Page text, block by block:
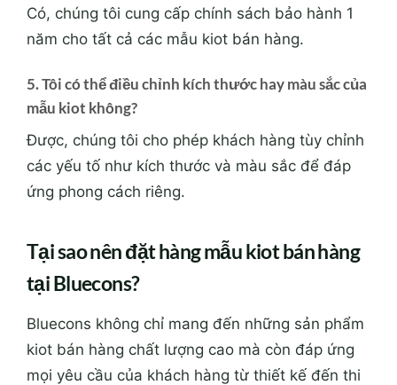
Có, chúng tôi cung cấp chính sách bảo hành 1
năm cho tất cả các mẫu kiot bán hàng.
5. Tôi có thể điều chỉnh kích thước hay màu sắc của
mẫu kiot không?
Được, chúng tôi cho phép khách hàng tùy chỉnh
các yếu tố như kích thước và màu sắc để đáp
ứng phong cách riêng.
Tại sao nên đặt hàng mẫu kiot bán hàng
tại Bluecons?
Bluecons không chỉ mang đến những sản phẩm
kiot bán hàng chất lượng cao mà còn đáp ứng
mọi yêu cầu của khách hàng từ thiết kế đến thi